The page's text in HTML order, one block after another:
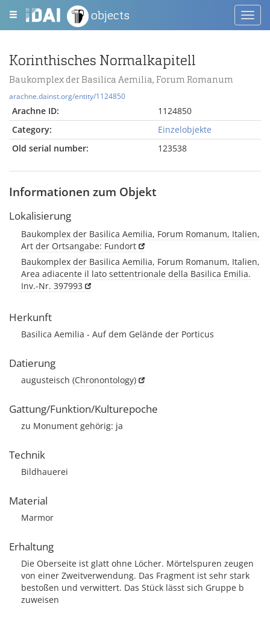
objects
Korinthisches Normalkapitell
Baukomplex der Basilica Aemilia, Forum Romanum
arachne.dainst.org/entity/1124850
Arachne ID:
1124850
Category:
Einzelobjekte
Old serial number:
123538
Informationen zum Objekt
Lokalisierung
Baukomplex der Basilica Aemilia, Forum Romanum, Italien,
Art der Ortsangabe: Fundort
Baukomplex der Basilica Aemilia, Forum Romanum, Italien,
Area adiacente il lato settentrionale della Basilica Emilia.
Inv.-Nr. 397993
Herkunft
Basilica Aemilia - Auf dem Gelände der Porticus
Datierung
augusteisch (Chronontology)
Gattung/Funktion/Kulturepoche
zu Monument gehörig: ja
Technik
Bildhauerei
Material
Marmor
Erhaltung
Die Oberseite ist glatt ohne Löcher. Mörtelspuren zeugen
von einer Zweitverwendung. Das Fragment ist sehr stark
bestoßen und verwittert. Das Stück lässt sich Gruppe b
zuweisen